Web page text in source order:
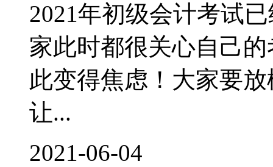
2021年初级会计考试
家此时都很关心自己
此变得焦虑！大家要
让...
2021-06-04